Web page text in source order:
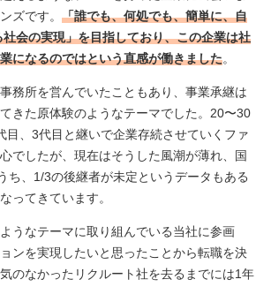
ズです。 「誰でも、何処でも、簡単に、自
会の実現」を目指しており、この企業は社
になるのではという直感が働きました。
務所を営んでいたこともあり、事業承継は
きた原体験のようなテーマでした。20〜30
目、3代目と継いで企業存続させていくファ
でしたが、現在はそうした風潮が薄れ、国
ち、1/3の後継者が未定というデータもある
ってきています。
うなテーマに取り組んでいる当社に参画
ンを実現したいと思ったことから転職を決
のなかったリクルート社を去るまでには1年